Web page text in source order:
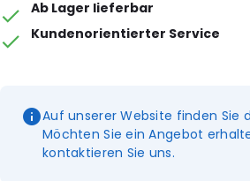
Ab Lager lieferbar
Kundenorientierter Service
Auf unserer Website finden Sie
Möchten Sie ein Angebot
kontaktieren Sie uns.